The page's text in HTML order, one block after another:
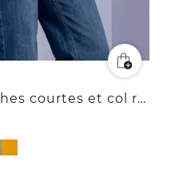
Pull uni à manches courtes et col rond